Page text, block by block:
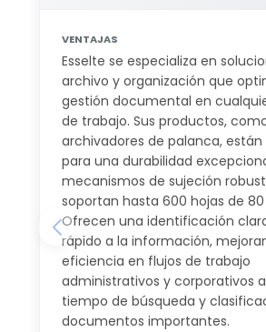
VENTAJAS
Esselte se especializa en
archivo y organización que
gestión documental en
de trabajo. Sus productos,
archivadores de palanca, están
para una durabilidad
mecanismos de sujeción
soportan hasta 600 hojas de
Ofrecen una identificación
rápido a la información,
eficiencia en flujos de trabajo
administrativos y corporativos
tiempo de búsqueda y
documentos importantes.